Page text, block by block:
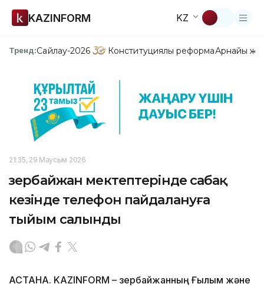
KAZINFORM KZ
Тренд:Сайлау-2026 Конституциялық реформаАрнайы
21:35, 29 Маусым 2026
Әзербайжан мектептерінде сабақ
кезінде телефон пайдалануға
тыйым салынды
АСТАНА. KAZINFORM – Әзербайжанның Ғылым және